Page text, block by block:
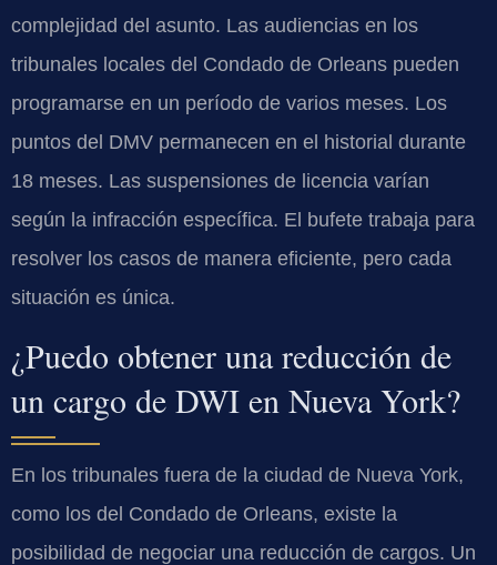
complejidad del asunto. Las audiencias en los
tribunales locales del Condado de Orleans pueden
programarse en un período de varios meses. Los
puntos del DMV permanecen en el historial durante
18 meses. Las suspensiones de licencia varían
según la infracción específica. El bufete trabaja para
resolver los casos de manera eficiente, pero cada
situación es única.
¿Puedo obtener una reducción de
un cargo de DWI en Nueva York?
En los tribunales fuera de la ciudad de Nueva York,
como los del Condado de Orleans, existe la
posibilidad de negociar una reducción de cargos. Un